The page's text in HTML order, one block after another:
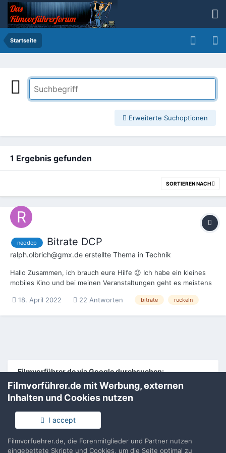
Startseite
Erweiterte Suchoptionen
1 Ergebnis gefunden
SORTIEREN NACH
neodcp Bitrate DCP
ralph.olbrich@gmx.de erstellte Thema in Technik
Hallo Zusammen, ich brauch eure Hilfe 😉 Ich habe ein kleines
mobiles Kino und bei meinen Veranstaltungen geht es meistens
mich für die NeoDCP Lösung entschieden. Mein Beamer ist ein
18. April 2022 22 Antworten bitrate ruckeln
Filmvorführer.de via Google durchsuchen:
Nutzungsbedingungen
Realisierung: IN-Solution
Powered by Invision Community
Filmvorführer.de mit Werbung, externen
Inhalten und Cookies nutzen
I accept
Filmvorfuehrer.de, die Forenmitglieder und Partner nutzen
eingebettete Skripte und Cookies, um die Seite optimal zu